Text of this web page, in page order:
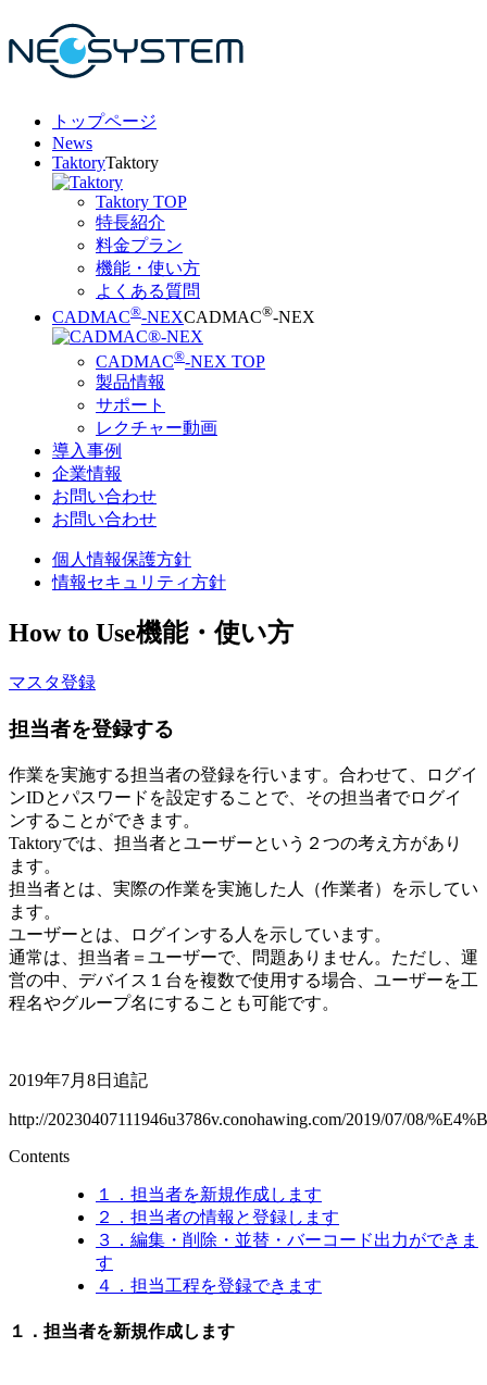
トップページ
News
TaktoryTaktory
Taktory TOP
特長紹介
料金プラン
機能・使い方
よくある質問
CADMAC®-NEXCADMAC®-NEX
CADMAC®-NEX TOP
製品情報
サポート
レクチャー動画
導入事例
企業情報
お問い合わせ
お問い合わせ
個人情報保護方針
情報セキュリティ方針
How to Use機能・使い方
マスタ登録
担当者を登録する
作業を実施する担当者の登録を行います。合わせて、ログイ
ンIDとパスワードを設定することで、その担当者でログイ
ンすることができます。
Taktoryでは、担当者とユーザーという２つの考え方があり
ます。
担当者とは、実際の作業を実施した人（作業者）を示してい
ます。
ユーザーとは、ログインする人を示しています。
通常は、担当者＝ユーザーで、問題ありません。ただし、運
営の中、デバイス１台を複数で使用する場合、ユーザーを工
程名やグループ名にすることも可能です。
2019年7月8日追記
http://20230407111946u3786v.conohawing.com/2019/07/08/
Contents
１．担当者を新規作成します
２．担当者の情報と登録します
３．編集・削除・並替・バーコード出力ができま
す
４．担当工程を登録できます
１．担当者を新規作成します